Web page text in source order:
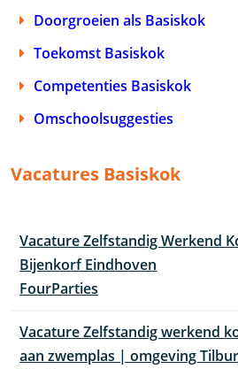
Doorgroeien als Basiskok
Toekomst Basiskok
Competenties Basiskok
Omschoolsuggesties
Vacatures Basiskok
Vacature Zelfstandig Werkend
Bijenkorf Eindhoven
FourParties
Vacature Zelfstandig werkend
aan zwemplas | omgeving